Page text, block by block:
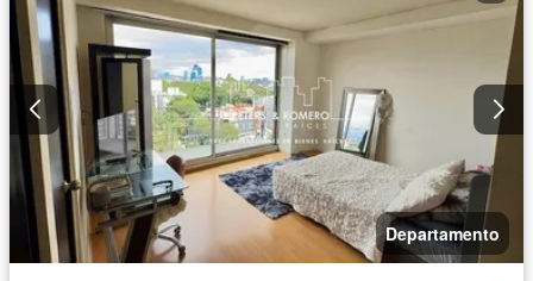
Departamento